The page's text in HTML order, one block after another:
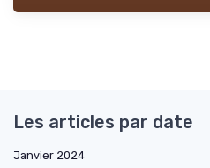
Les articles par date
Janvier 2024